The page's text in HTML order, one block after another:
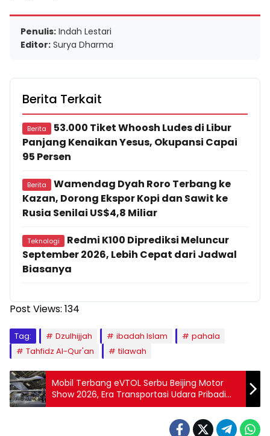
Penulis: Indah Lestari
Editor: Surya Dharma
Berita Terkait
Berita
53.000 Tiket Whoosh Ludes di Libur
Panjang Kenaikan Yesus, Okupansi Capai
95 Persen
Berita
Wamendag Dyah Roro Terbang ke
Kazan, Dorong Ekspor Kopi dan Sawit ke
Rusia Senilai US$4,8 Miliar
Teknologi
Redmi K100 Diprediksi Meluncur
September 2026, Lebih Cepat dari Jadwal
Biasanya
Post Views: 134
Tag: Dzulhijjah ibadah Islam
pahala
Tahfidz Al-Qur'an
tilawah
Mobil Terbang eVTOL Serbu Beijing Motor
Show 2026, Era Transportasi Udara Pribadi
Dimulai